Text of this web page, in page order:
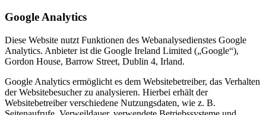
Google Analytics
Diese Website nutzt Funktionen des Webanalysedienstes Google
Analytics. Anbieter ist die Google Ireland Limited („Google“),
Gordon House, Barrow Street, Dublin 4, Irland.
Google Analytics ermöglicht es dem Websitebetreiber, das Verhalten
der Websitebesucher zu analysieren. Hierbei erhält der
Websitebetreiber verschiedene Nutzungsdaten, wie z. B.